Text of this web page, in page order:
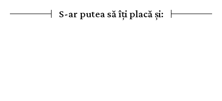
S-ar putea să îți placă și: